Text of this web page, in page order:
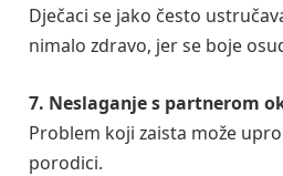
Dječaci se jako često
nimalo zdravo, jer se boje
7. Neslaganje s partnerom
Problem koji zaista može
porodici.